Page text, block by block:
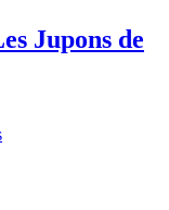
Jupons de